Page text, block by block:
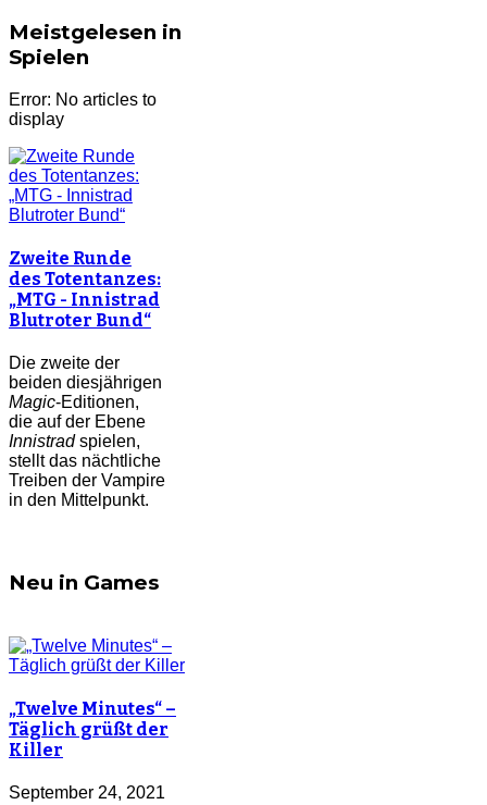
Meistgelesen in
Spielen
Error: No articles to
display
Zweite Runde
des Totentanzes:
„MTG - Innistrad
Blutroter Bund“
Die zweite der
beiden diesjährigen
Magic-Editionen,
die auf der Ebene
Innistradspielen,
stellt das nächtliche
Treiben der Vampire
in den Mittelpunkt.
Neu in Games
„Twelve Minutes“ –
Täglich grüßt der
Killer
September 24, 2021